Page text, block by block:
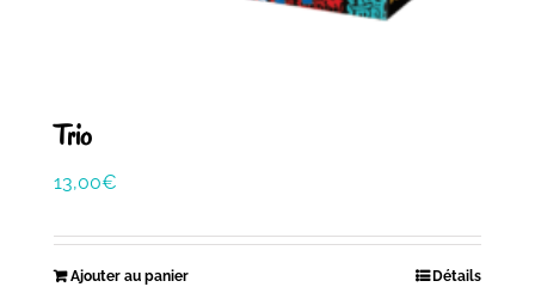
Trio
13,00€
Ajouter au panier Détails